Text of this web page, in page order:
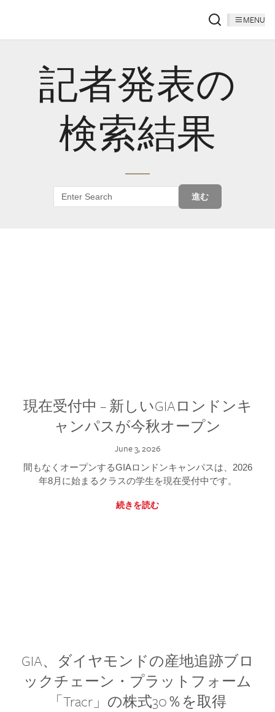
MENU
記者発表の
検索結果
進む
現在受付中 – 新しいGIAロンドンキ
ャンパスが今秋オープン
June 3, 2026
間もなくオープンするGIAロンドンキャンパスは、2026
年8月に始まるクラスの学生を現在受付中です。
続きを読む
GIA、ダイヤモンドの産地追跡ブロ
ックチェーン・プラットフォーム
「Tracr」の株式30％を取得